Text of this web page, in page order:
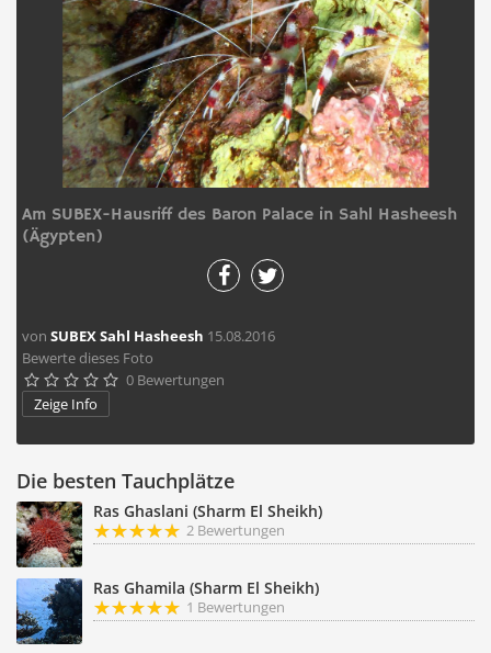
Am SUBEX-Hausriff des Baron Palace in Sahl Hasheesh
(Ägypten)
von SUBEX Sahl Hasheesh 15.08.2016
Bewerte dieses Foto
     0 Bewertungen
Zeige Info
Die besten Tauchplätze
Ras Ghaslani (Sharm El Sheikh)
2 Bewertungen
Ras Ghamila (Sharm El Sheikh)
1 Bewertungen